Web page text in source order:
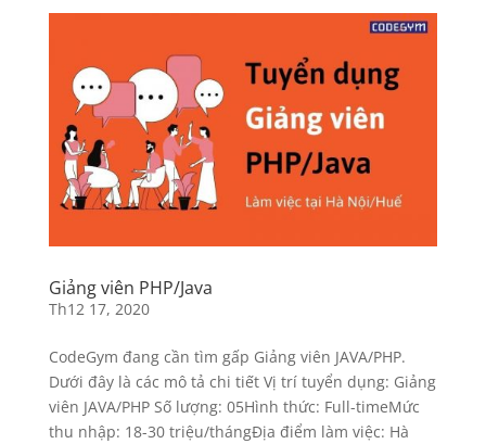
Giảng viên PHP/Java
Th12 17, 2020
CodeGym đang cần tìm gấp Giảng viên JAVA/PHP.
Dưới đây là các mô tả chi tiết Vị trí tuyển dụng: Giảng
viên JAVA/PHP Số lượng: 05Hình thức: Full-timeMức
thu nhập: 18-30 triệu/thángĐịa điểm làm việc: Hà